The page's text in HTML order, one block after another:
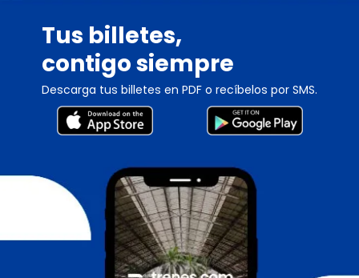
Tus billetes,
contigo siempre
Descarga tus billetes en PDF o recíbelos por SMS.